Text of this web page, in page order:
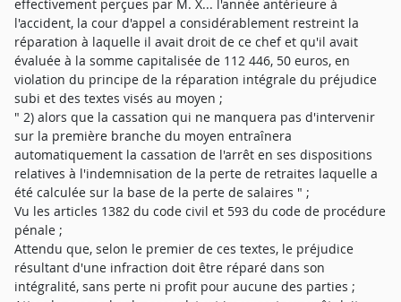
effectivement perçues par M. X... l'année antérieure à
l'accident, la cour d'appel a considérablement restreint la
réparation à laquelle il avait droit de ce chef et qu'il avait
évaluée à la somme capitalisée de 112 446, 50 euros, en
violation du principe de la réparation intégrale du préjudice
subi et des textes visés au moyen ;
" 2) alors que la cassation qui ne manquera pas d'intervenir
sur la première branche du moyen entraînera
automatiquement la cassation de l'arrêt en ses dispositions
relatives à l'indemnisation de la perte de retraites laquelle a
été calculée sur la base de la perte de salaires " ;
Vu les articles 1382 du code civil et 593 du code de procédure
pénale ;
Attendu que, selon le premier de ces textes, le préjudice
résultant d'une infraction doit être réparé dans son
intégralité, sans perte ni profit pour aucune des parties ;